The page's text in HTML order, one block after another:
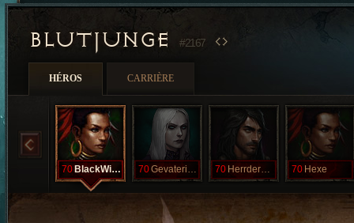
BLUTJUNGE #2167
HÉROS CARRIÈRE
70 BlackWidow 70 GevaterinTod 70 HerrderTürme 70 Hexe